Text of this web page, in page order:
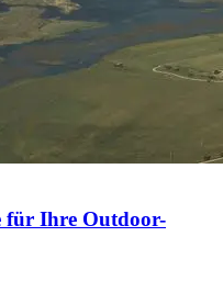
für Ihre Outdoor-